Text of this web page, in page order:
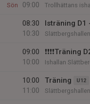
Sön
09:00
Trollhättans ishall
08:30
10:30
Isträning D1
Slättbergshallen
09:00
10:00
❗❗❗❗Träning
Ishallan
10:00
11:00
Träning U12
Slättbergshallen